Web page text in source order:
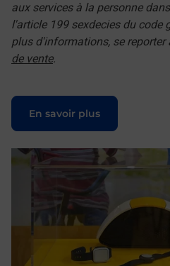
aux services à la personne
l'article 199 sexdecies du code
plus d'informations, se reporter
de vente.
En savoir plus
Le lien s'ouvre dans un nouvel